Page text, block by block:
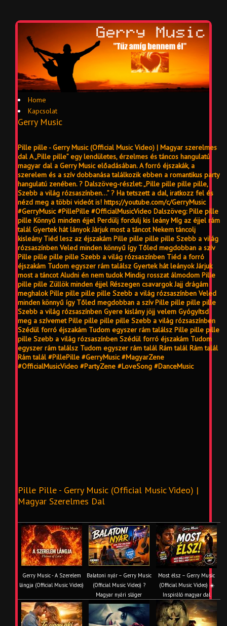
Home
Kapcsolat
Gerry Music
Pille pille - Gerry Music (Official Music Video) | Magyar szerelmes
dal A „Pille pille” egy lendületes, érzelmes és táncos hangulatú
magyar dal a Gerry Music előadásában. A forró éjszakák, a
szerelem és a szív dobbanása találkozik ebben a romantikus party
hangulatú zenében. ? Dalszöveg-részlet: „Pille pille pille pille,
Szebb a világ rózsaszínben…” ? Ha tetszett a dal, iratkozz fel és
nézd meg a többi videót is! https://youtube.com/c/GerryMusic
#GerryMusic #PillePille #OfficialMusicVideo Dalszöveg: Pille pille
pille Könnyű minden éjjel Perdülj fordulj kis leány Míg az éjjel rám
talál Gyertek hát lányok Járjuk most a táncot Nekem táncolj
kisleány Tiéd lesz az éjszakám Pille pille pille pille Szebb a világ
rózsaszínben Veled minden könnyű így Tőled megdobban a szív
Pille pille pille pille Szebb a világ rózsaszínben Tiéd a forró
éjszakám Tudom egyszer rám találsz Gyertek hát leányok Járjuk
most a táncot Aludni én nem tudok Mindig rosszat álmodom Pille
pille pille Züllök minden éjjel Részegen csavargok Jajj drágám
meghalok Pille pille pille pille Szebb a világ rózsaszínben Veled
minden könnyű így Tőled megdobban a szív Pille pille pille pille
Szebb a világ rózsaszínben Gyere kislány jöjj velem Gyógyítsd
meg a szívemet Pille pille pille pille Szebb a világ rózsaszínben
Szédül forró éjszakám Tudom egyszer rám találsz Pille pille pille
pille Szebb a világ rózsaszínben Szédül forró éjszakám Tudom
egyszer rám találsz Tudom egyszer rám talál Rám talál Rám talál
Rám talál #PillePille #GerryMusic #MagyarZene
#OfficialMusicVideo #PartyZene #LoveSong #DanceMusic
Pille Pille - Gerry Music (Official Music Video) |
Magyar Szerelmes Dal
Gerry Music - A Szerelem
lángja (Official Music Video)
Balatoni nyár – Gerry Music
(Official Music Video) ?
Magyar nyári sláger
Most élsz – Gerry Music
(Official Music Video) ☀️
Inspiráló magyar dal